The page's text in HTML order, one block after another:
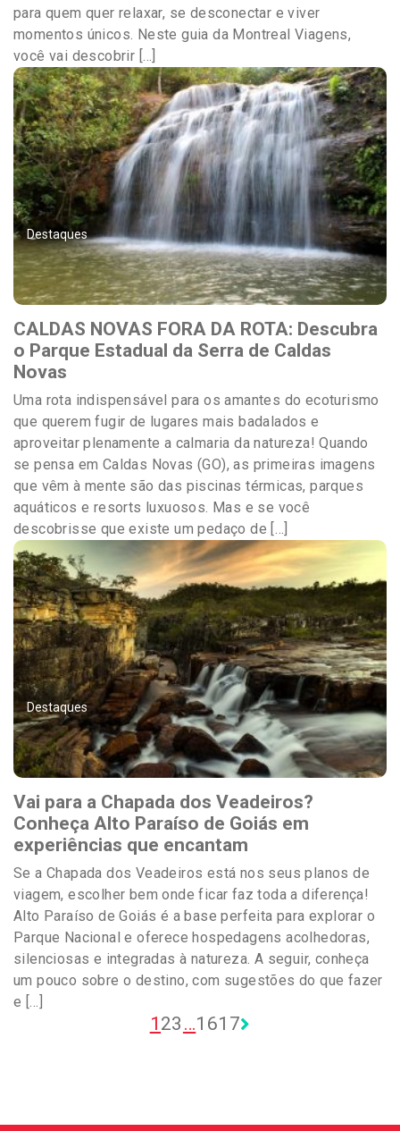
para quem quer relaxar, se desconectar e viver
momentos únicos. Neste guia da Montreal Viagens,
você vai descobrir […]
Destaques
CALDAS NOVAS FORA DA ROTA: Descubra
o Parque Estadual da Serra de Caldas
Novas
Uma rota indispensável para os amantes do ecoturismo
que querem fugir de lugares mais badalados e
aproveitar plenamente a calmaria da natureza! Quando
se pensa em Caldas Novas (GO), as primeiras imagens
que vêm à mente são das piscinas térmicas, parques
aquáticos e resorts luxuosos. Mas e se você
descobrisse que existe um pedaço de […]
Destaques
Vai para a Chapada dos Veadeiros?
Conheça Alto Paraíso de Goiás em
experiências que encantam
Se a Chapada dos Veadeiros está nos seus planos de
viagem, escolher bem onde ficar faz toda a diferença!
Alto Paraíso de Goiás é a base perfeita para explorar o
Parque Nacional e oferece hospedagens acolhedoras,
silenciosas e integradas à natureza. A seguir, conheça
um pouco sobre o destino, com sugestões do que fazer
e […]
1 23 …1617